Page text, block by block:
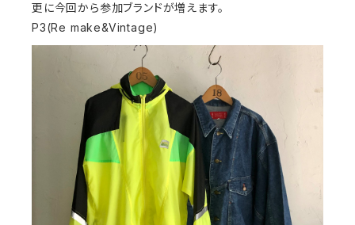
更に今回から参加ブランドが増えます。
P3(Re make&Vintage)